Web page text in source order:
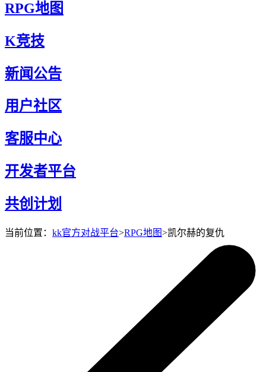
RPG地图
K竞技
新闻公告
用户社区
客服中心
开发者平台
共创计划
当前位置： kk官方对战平台>RPG地图>凯尔赫的复仇